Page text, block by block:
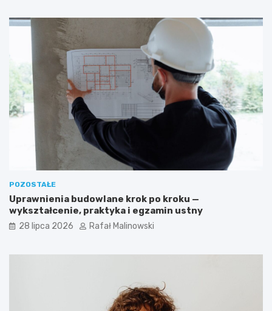
POZOSTAŁE
Uprawnienia budowlane krok po kroku —
wykształcenie, praktyka i egzamin ustny
28 lipca 2026 Rafał Malinowski